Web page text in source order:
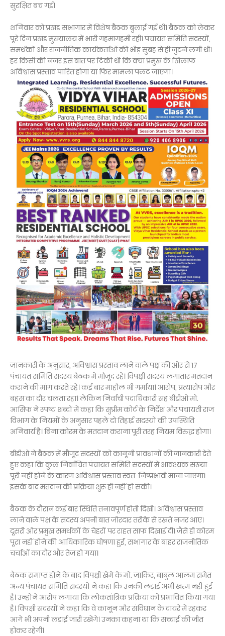
सुरक्षित बच गई।
शनिवार को प्रखंड सभागार में विशेष बैठक बुलाई गई थी। बैठक को लेकर
पूरे दिन प्रखंड मुख्यालय में भारी गहमागहमी रही। पंचायत समिति सदस्यों,
समर्थकों और राजनीतिक कार्यकर्ताओं की भीड़ सुबह से ही जुटने लगी थी।
हर किसी की नजर इस बात पर टिकी थी कि क्या प्रमुख के खिलाफ
अविश्वास प्रस्ताव पारित होगा या फिर मामला पलट जाएगा।
जानकारी के अनुसार, अविश्वास प्रस्ताव लाने वाले पक्ष की ओर से 17
पंचायत समिति सदस्य बैठक में मौजूद रहे। विपक्षी सदस्य लगातार मतदान
कराने की मांग करते रहे। कई बार माहौल भी गर्माया। आरोप, प्रत्यारोप और
बहस का दौर चलता रहा। लेकिन निर्वाची पदाधिकारी सह बीडीओ मो.
आसिफ ने स्पष्ट शब्दों में कहा कि सुप्रीम कोर्ट के निर्देश और पंचायती राज
विभाग के नियमों के अनुसार पहले दो तिहाई सदस्यों की उपस्थिति
अनिवार्य है। बिना कोरम के मतदान कराना पूरी तरह नियम विरुद्ध होगा।
बीडीओ ने बैठक में मौजूद सदस्यों को कानूनी प्रावधानों की जानकारी देते
हुए कहा कि कुल निर्वाचित पंचायत समिति सदस्यों में आवश्यक संख्या
पूरी नहीं होने के कारण अविश्वास प्रस्ताव स्वतः निष्प्रभावी माना जाएगा।
इसके बाद मतदान की प्रक्रिया शुरू ही नहीं हो सकी।
बैठक के दौरान कई बार स्थिति तनावपूर्ण होती दिखी। अविश्वास प्रस्ताव
लाने वाले पक्ष के सदस्य अपनी बात जोरदार तरीके से रखते नजर आए।
दूसरी ओर प्रमुख समर्थकों के चेहरों पर राहत साफ दिखाई दी। जैसे ही कोरम
पूरा नहीं होने की आधिकारिक घोषणा हुई, सभागार के बाहर राजनीतिक
चर्चाओं का दौर और तेज हो गया।
बैठक समाप्त होने के बाद विपक्षी खेमे के मो. जाकिर, बाबुल आलम समेत
अन्य पंचायत समिति सदस्यों ने कहा कि उनकी लड़ाई अभी खत्म नहीं हुई
है। उन्होंने आरोप लगाया कि लोकतांत्रिक प्रक्रिया को प्रभावित किया गया
है। विपक्षी सदस्यों ने कहा कि वे कानून और संविधान के दायरे में रहकर
आगे भी अपनी लड़ाई जारी रखेंगे। उनका कहना था कि सच्चाई की जीत
होकर रहेगी।